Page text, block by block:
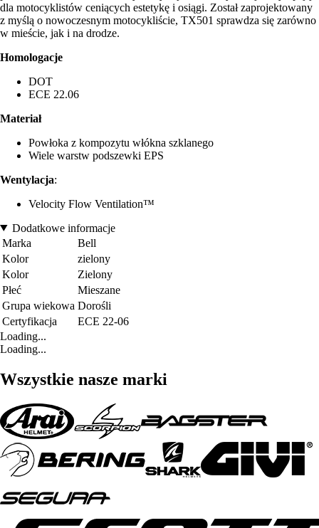
dla motocyklistów ceniących estetykę i osiągi. Został zaprojektowany
z myślą o nowoczesnym motocykliście, TX501 sprawdza się zarówno
w mieście, jak i na drodze.
Homologacje
DOT
ECE 22.06
Materiał
Powłoka z kompozytu włókna szklanego
Wiele warstw podszewki EPS
Wentylacja:
Velocity Flow Ventilation™
Dodatkowe informacje
Marka
Bell
Kolor
zielony
Kolor
Zielony
Płeć
Mieszane
Grupa wiekowa Dorośli
Certyfikacja
ECE 22-06
Loading...
Loading...
Wszystkie nasze marki